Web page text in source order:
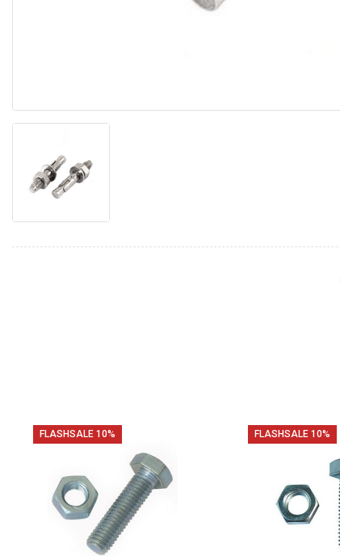
FLASHSALE 10% FLASHSALE 10%